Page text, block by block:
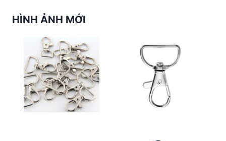
HÌNH ẢNH MỚI